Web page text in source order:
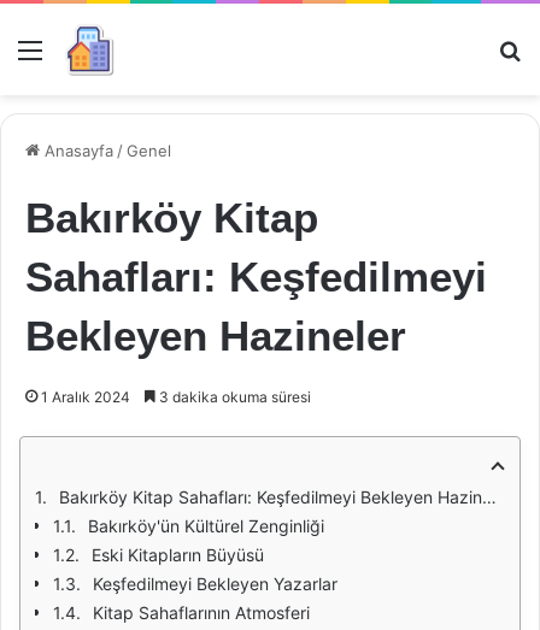
Menü
Anasayfa /Genel
Bakırköy Kitap
Sahafları: Keşfedilmeyi
Bekleyen Hazineler
1 Aralık 2024 3 dakika okuma süresi
Bakırköy Kitap Sahafları: Keşfedilmeyi Bekleyen Hazineler
Bakırköy'ün Kültürel Zenginliği
Eski Kitapların Büyüsü
Keşfedilmeyi Bekleyen Yazarlar
Kitap Sahaflarının Atmosferi